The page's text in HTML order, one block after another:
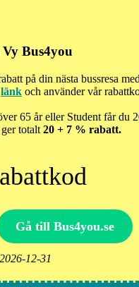
Bus4you
på din nästa bussresa
länk och använder vår
65 år eller Student får du
totalt 20 + 7 % rabatt.
Gå till Bus4you.se
12-31